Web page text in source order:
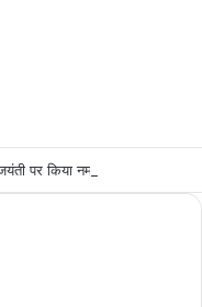
पर किया नमन